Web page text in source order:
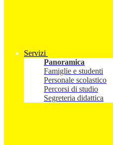
Servizi
Panoramica
Famiglie e studenti
Personale scolastico
Percorsi di studio
Segreteria didattica